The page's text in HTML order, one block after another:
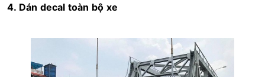
4. Dán decal toàn bộ xe